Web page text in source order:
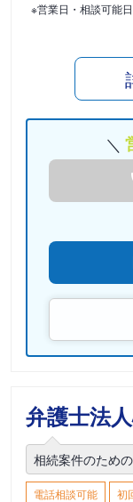
※営業日・相談可能
弁護士法
相続案件のため
電話相談可能 初